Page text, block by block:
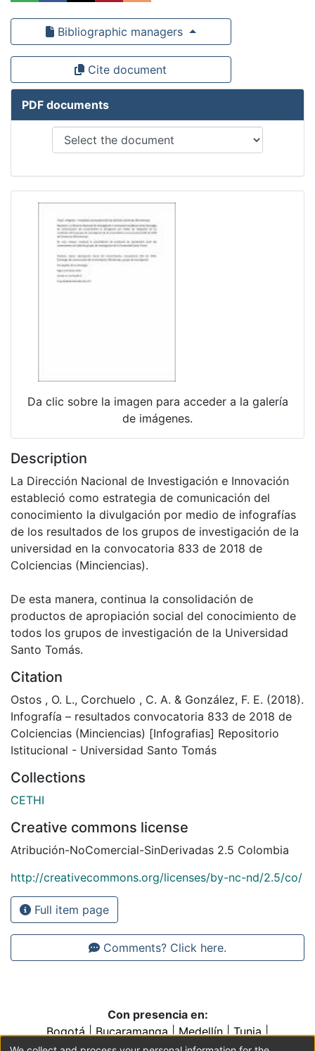
Bibliographic managers
Cite document
PDF documents
Da clic sobre la imagen para acceder a la galería
de imágenes.
Description
La Dirección Nacional de Investigación e Innovación
estableció como estrategia de comunicación del
conocimiento la divulgación por medio de infografías
de los resultados de los grupos de investigación de la
universidad en la convocatoria 833 de 2018 de
Colciencias (Minciencias).
De esta manera, continua la consolidación de
productos de apropiación social del conocimiento de
todos los grupos de investigación de la Universidad
Santo Tomás.
Citation
Ostos , O. L., Corchuelo , C. A. & González, F. E. (2018).
Infografía – resultados convocatoria 833 de 2018 de
Colciencias (Minciencias) [Infografias] Repositorio
Istitucional - Universidad Santo Tomás
Collections
CETHI
Creative commons license
Atribución-NoComercial-SinDerivadas 2.5 Colombia
http://creativecommons.org/licenses/by-nc-nd/2.5/co/
Full item page
Comments? Click here.
Con presencia en:
Bogotá|Bucaramanga|Medellín|Tunja|